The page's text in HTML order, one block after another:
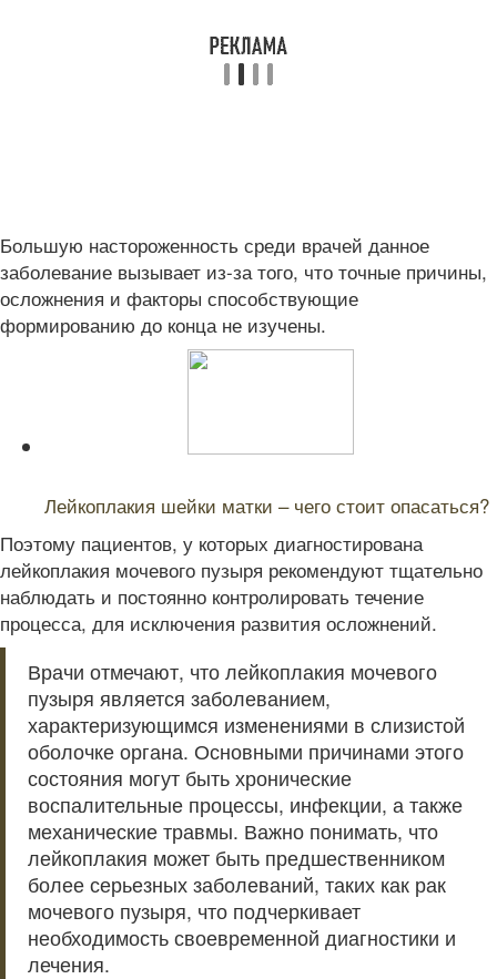
Большую настороженность среди врачей данное
заболевание вызывает из-за того, что точные причины,
осложнения и факторы способствующие
формированию до конца не изучены.
Лейкоплакия шейки матки – чего стоит опасаться?
Поэтому пациентов, у которых диагностирована
лейкоплакия мочевого пузыря рекомендуют тщательно
наблюдать и постоянно контролировать течение
процесса, для исключения развития осложнений.
Врачи отмечают, что лейкоплакия мочевого
пузыря является заболеванием,
характеризующимся изменениями в слизистой
оболочке органа. Основными причинами этого
состояния могут быть хронические
воспалительные процессы, инфекции, а также
механические травмы. Важно понимать, что
лейкоплакия может быть предшественником
более серьезных заболеваний, таких как рак
мочевого пузыря, что подчеркивает
необходимость своевременной диагностики и
лечения.